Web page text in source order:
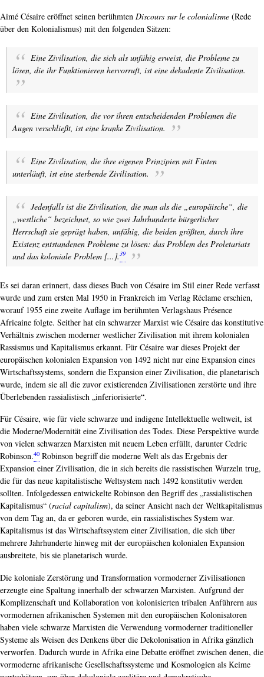
Aimé Césaire eröffnet seinen berühmten Discours sur le colonialisme (Rede
über den Kolonialismus) mit den folgenden Sätzen:
Eine Zivilisation, die sich als unfähig erweist, die Probleme zu
lösen, die ihr Funktionieren hervorruft, ist eine dekadente Zivilisation.
Eine Zivilisation, die vor ihren entscheidenden Problemen die
Augen verschließt, ist eine kranke Zivilisation.
Eine Zivilisation, die ihre eigenen Prinzipien mit Finten
unterläuft, ist eine sterbende Zivilisation.
Jedenfalls ist die Zivilisation, die man als die „europäische“, die
„westliche“ bezeichnet, so wie zwei Jahrhunderte bürgerlicher
Herrschaft sie geprägt haben, unfähig, die beiden größten, durch ihre
Existenz entstandenen Probleme zu lösen: das Problem des Proletariats
und das koloniale Problem [...].39
Es sei daran erinnert, dass dieses Buch von Césaire im Stil einer Rede verfasst
wurde und zum ersten Mal 1950 in Frankreich im Verlag Réclame erschien,
worauf 1955 eine zweite Auflage im berühmten Verlagshaus Présence
Africaine folgte. Seither hat ein schwarzer Marxist wie Césaire das konstitutive
Verhältnis zwischen moderner westlicher Zivilisation mit ihrem kolonialen
Rassismus und Kapitalismus erkannt. Für Césaire war dieses Projekt der
europäischen kolonialen Expansion von 1492 nicht nur eine Expansion eines
Wirtschaftssystems, sondern die Expansion einer Zivilisation, die planetarisch
wurde, indem sie all die zuvor existierenden Zivilisationen zerstörte und ihre
Überlebenden rassialistisch „inferiorisierte“.
Für Césaire, wie für viele schwarze und indigene Intellektuelle weltweit, ist
die Moderne/Modernität eine Zivilisation des Todes. Diese Perspektive wurde
von vielen schwarzen Marxisten mit neuem Leben erfüllt, darunter Cedric
Robinson.40 Robinson begriff die moderne Welt als das Ergebnis der
Expansion einer Zivilisation, die in sich bereits die rassistischen Wurzeln trug,
die für das neue kapitalistische Weltsystem nach 1492 konstitutiv werden
sollten. Infolgedessen entwickelte Robinson den Begriff des „rassialistischen
Kapitalismus“ (racial capitalism), da seiner Ansicht nach der Weltkapitalismus
von dem Tag an, da er geboren wurde, ein rassialistisches System war.
Kapitalismus ist das Wirtschaftssystem einer Zivilisation, die sich über
mehrere Jahrhunderte hinweg mit der europäischen kolonialen Expansion
ausbreitete, bis sie planetarisch wurde.
Die koloniale Zerstörung und Transformation vormoderner Zivilisationen
erzeugte eine Spaltung innerhalb der schwarzen Marxisten. Aufgrund der
Komplizenschaft und Kollaboration von kolonisierten tribalen Anführern aus
vormodernen afrikanischen Systemen mit den europäischen Kolonisatoren
haben viele schwarze Marxisten die Verwendung vormoderner traditioneller
Systeme als Weisen des Denkens über die Dekolonisation in Afrika gänzlich
verworfen. Dadurch wurde in Afrika eine Debatte eröffnet zwischen denen, die
vormoderne afrikanische Gesellschaftssysteme und Kosmologien als Keime